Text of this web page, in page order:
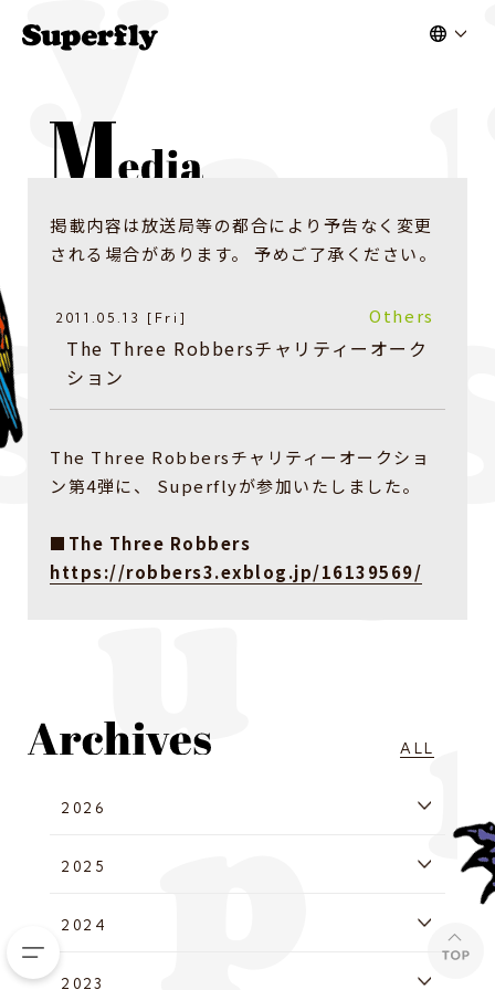
掲載内容は放送局等の都合により予告なく変更
される場合があります。 予めご了承ください。
2011.05.13 [Fri] Others
The Three Robbersチャリティーオーク
ション
The Three Robbersチャリティーオークショ
ン第4弾に、 Superflyが参加いたしました。
■The Three Robbers
https://robbers3.exblog.jp/16139569/
ALL
2026
2025
2024
2023